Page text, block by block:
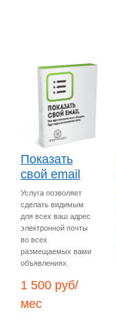
Показать
свой email
Услуга позволяет
сделать видимым
для всех ваш адрес
электронной почты
во всех
размещаемых вами
объявлениях.
1 500 руб/
мес